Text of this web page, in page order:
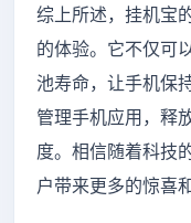
综上所述，挂机宝
的体验。它不仅可
池寿命，让手机保
管理手机应用，释
度。相信随着科技
户带来更多的惊喜